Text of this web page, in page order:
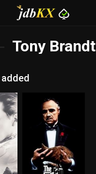
Tony Brandt